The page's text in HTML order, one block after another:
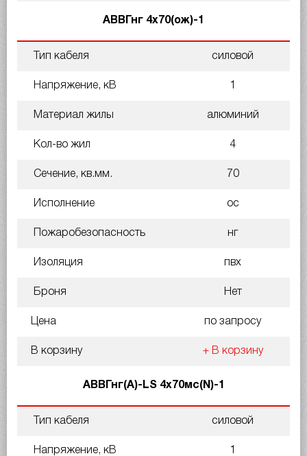
АВВГнг 4х70(ож)-1
Тип кабеля силовой
Напряжение, кВ 1
Материал жилы алюминий
Кол-во жил 4
Сечение, кв.мм. 70
Исполнение ос
Пожаробезопасность нг
Изоляция пвх
Броня Нет
Цена по запросу
В корзину + В корзину
АВВГнг(A)-LS 4х70мс(N)-1
Тип кабеля силовой
Напряжение, кВ 1